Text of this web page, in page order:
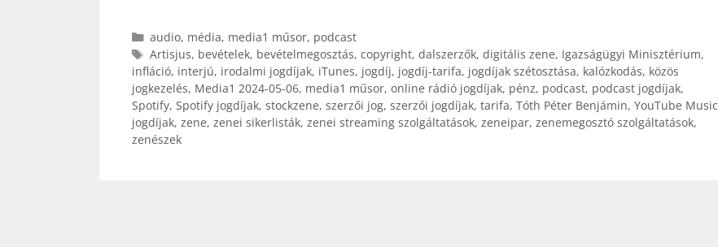
Kategória
audio, média, media1 műsor, podcast
Címkék
Artisjus, bevételek, bevételmegosztás, copyright, dalszerzők, digitális zene, Igazságügyi Minisztérium,
infláció, interjú, irodalmi jogdíjak, iTunes, jogdíj, jogdíj-tarifa, jogdíjak szétosztása, kalózkodás, közös
jogkezelés, Media1 2024-05-06, media1 műsor, online rádió jogdíjak, pénz, podcast, podcast jogdíjak,
Spotify, Spotify jogdíjak, stockzene, szerzői jog, szerzői jogdíjak, tarifa, Tóth Péter Benjámin, YouTube Music
jogdíjak, zene, zenei sikerlisták, zenei streaming szolgáltatások, zeneipar, zenemegosztó szolgáltatások,
zenészek